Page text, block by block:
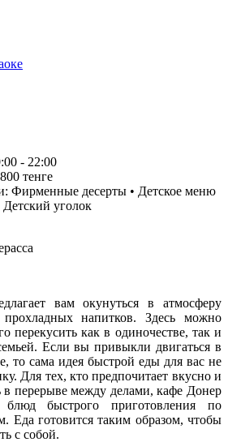
- 22:00
тенге
Фирменные десерты • Детское меню
Детский уголок
вам окунуться в атмосферу
напитков. Здесь можно
перекусить как в одиночестве, так и
Если вы привыкли двигаться в
то сама идея быстрой еды для вас не
Для тех, кто предпочитает вкусно и
в перерыве между делами, кафе Донер
блюд быстрого приготовления по
Еда готовится таким образом, чтобы
с собой.